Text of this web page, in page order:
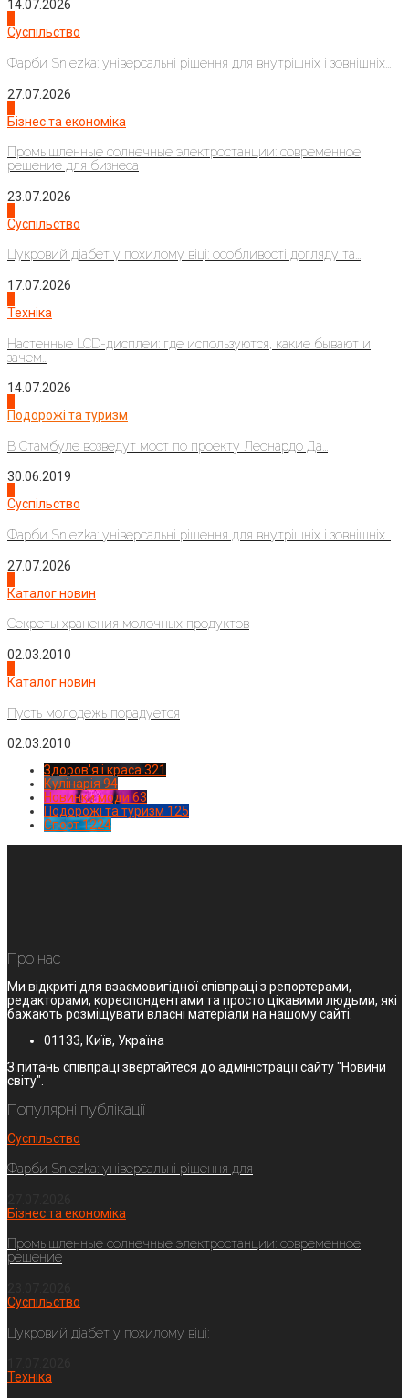
14.07.2026
Суспільство
Фарби Sniezka: універсальні рішення для внутрішніх і зовнішніх...
27.07.2026
Бізнес та економіка
Промышленные солнечные электростанции: современное
решение для бизнеса
23.07.2026
Суспільство
Цукровий діабет у похилому віці: особливості догляду та...
17.07.2026
Техніка
Настенные LCD-дисплеи: где используются, какие бывают и
зачем...
14.07.2026
Подорожі та туризм
В Стамбуле возведут мост по проекту Леонардо Да...
30.06.2019
Суспільство
Фарби Sniezka: універсальні рішення для внутрішніх і зовнішніх...
27.07.2026
Каталог новин
Секреты хранения молочных продуктов
02.03.2010
Каталог новин
Пусть молодежь порадуется
02.03.2010
Здоров'я і краса 321
Кулінарія 94
Новинки моди 63
Подорожі та туризм 125
Спорт1224
Про нас
Ми відкриті для взаємовигідної співпраці з репортерами,
редакторами, кореспондентами та просто цікавими людьми, які
бажають розміщувати власні матеріали на нашому сайті.
01133, Київ, Україна
З питань співпраці звертайтеся до адміністрації сайту "Новини
світу".
Популярні публікації
Суспільство
Фарби Sniezka: універсальні рішення для
Бізнес та економіка
Промышленные солнечные электростанции: современное
решение
Суспільство
Цукровий діабет у похилому віці:
Техніка